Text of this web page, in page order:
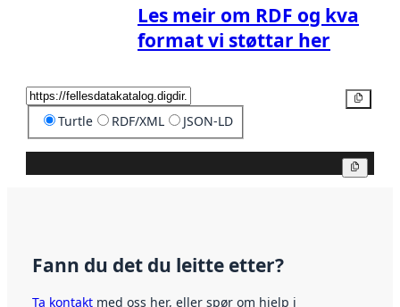
Les meir om RDF og kva
format vi støttar her
Turtle RDF/XML JSON-LD
Fann du det du leitte etter?
Ta kontakt med oss her, eller spør om hjelp i